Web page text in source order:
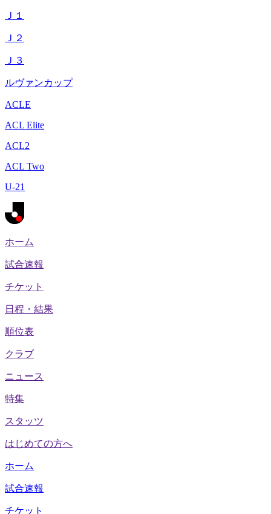
Ｊ１
Ｊ２
Ｊ３
ルヴァンカップ
ACLE
ACL Elite
ACL2
ACL Two
U-21
ホーム
試合速報
チケット
日程・結果
順位表
クラブ
ニュース
特集
スタッツ
はじめての方へ
ホーム
試合速報
チケット